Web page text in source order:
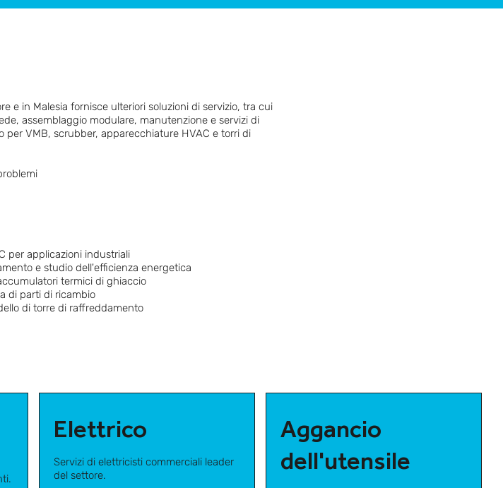
e in Malesia fornisce ulteriori soluzioni di servizio, tra cui
assemblaggio modulare, manutenzione e servizi di
per VMB, scrubber, apparecchiature HVAC e torri di
per applicazioni industriali
e studio dell'efficienza energetica
termici di ghiaccio
di parti di ricambio
di torre di raffreddamento
Elettrico
Servizi di elettricisti commerciali leader
del settore.
Aggancio
dell'utensile